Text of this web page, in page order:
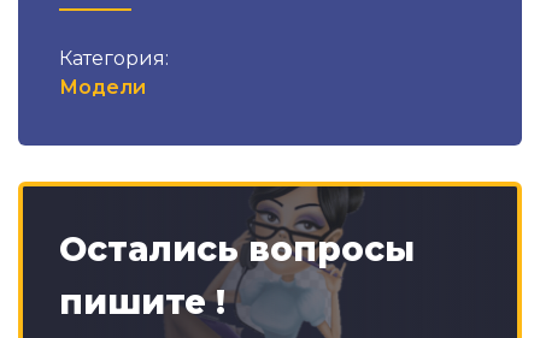
Категория:
Модели
Остались вопросы
пишите !